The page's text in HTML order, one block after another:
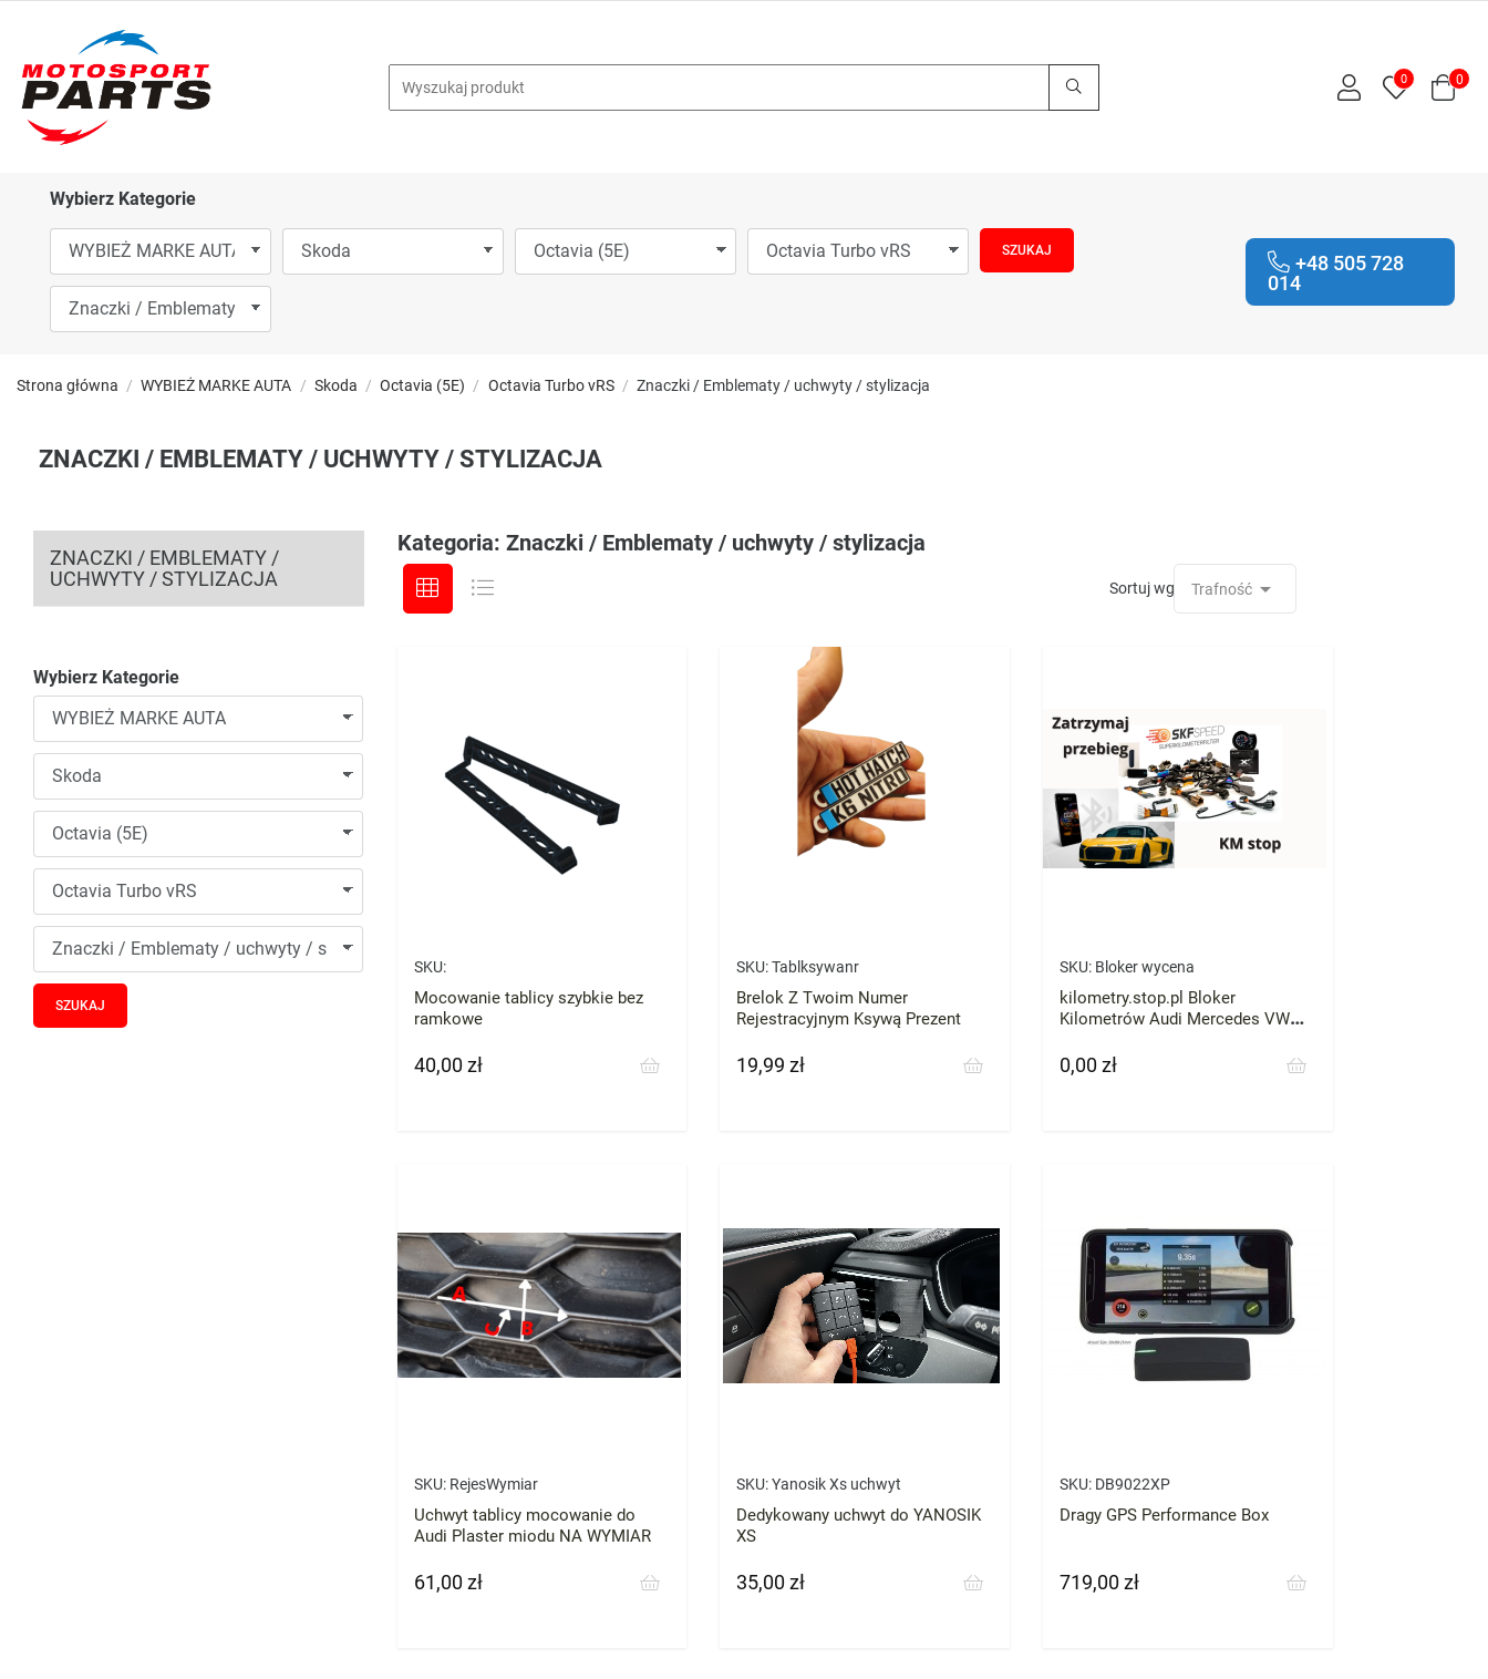
0 0
Wybierz Kategorie
+48 505 728
014
Strona główna WYBIEŻ MARKE AUTA Skoda Octavia (5E) Octavia Turbo vRS Znaczki / Emblematy / uchwyty / stylizacja
ZNACZKI / EMBLEMATY / UCHWYTY / STYLIZACJA
ZNACZKI / EMBLEMATY /
UCHWYTY / STYLIZACJA
Wybierz Kategorie
Kategoria: Znaczki / Emblematy / uchwyty / stylizacja
Sortuj wg: Trafność
SKU:
Mocowanie tablicy szybkie bez
ramkowe
Cena
40,00 zł
SKU: Tablksywanr
Brelok Z Twoim Numer
Rejestracyjnym Ksywą Prezent
Cena
19,99 zł
SKU: Bloker wycena
kilometry.stop.pl Bloker
Kilometrów Audi Mercedes VW
licznik przebieg
Cena
0,00 zł
SKU: RejesWymiar
Uchwyt tablicy mocowanie do
Audi Plaster miodu NA WYMIAR
Cena
61,00 zł
SKU: Yanosik Xs uchwyt
Dedykowany uchwyt do YANOSIK
XS
Cena
35,00 zł
SKU: DB9022XP
Dragy GPS Performance Box
Cena
719,00 zł